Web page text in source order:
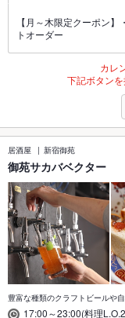
【月～木限定クーポン
トオーダー
カレ
下記ボタンを
居酒屋 新宿御苑
御苑サカバベクター
豊富な種類のクラフトビールや
17:00～23:00(料理